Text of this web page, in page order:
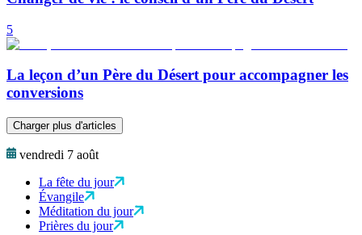
5
La leçon d’un Père du Désert pour accompagner les
conversions
Charger plus d'articles
vendredi 7 août
La fête du jour
Évangile
Méditation du jour
Prières du jour